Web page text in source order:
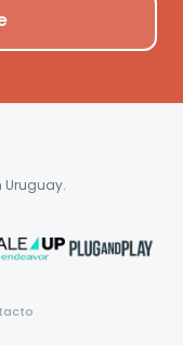
Uruguay.